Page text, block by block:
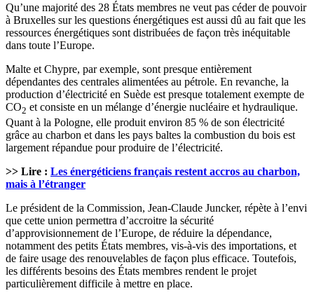
Qu’une majorité des 28 États membres ne veut pas céder de pouvoir
à Bruxelles sur les questions énergétiques est aussi dû au fait que les
ressources énergétiques sont distribuées de façon très inéquitable
dans toute l’Europe.
Malte et Chypre, par exemple, sont presque entièrement
dépendantes des centrales alimentées au pétrole. En revanche, la
production d’électricité en Suède est presque totalement exempte de
CO2 et consiste en un mélange d’énergie nucléaire et hydraulique.
Quant à la Pologne, elle produit environ 85 % de son électricité
grâce au charbon et dans les pays baltes la combustion du bois est
largement répandue pour produire de l’électricité.
>> Lire : Les énergéticiens français restent accros au charbon,
mais à l’étranger
Le président de la Commission, Jean-Claude Juncker, répète à l’envi
que cette union permettra d’accroitre la sécurité
d’approvisionnement de l’Europe, de réduire la dépendance,
notamment des petits États membres, vis-à-vis des importations, et
de faire usage des renouvelables de façon plus efficace. Toutefois,
les différents besoins des États membres rendent le projet
particulièrement difficile à mettre en place.